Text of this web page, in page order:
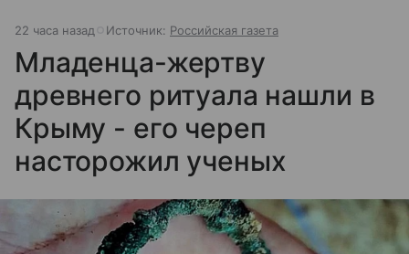
22 часа назад Источник: Российская газета
Младенца-жертву
древнего ритуала нашли в
Крыму - его череп
насторожил ученых